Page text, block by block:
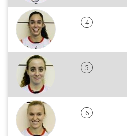
4
5
6